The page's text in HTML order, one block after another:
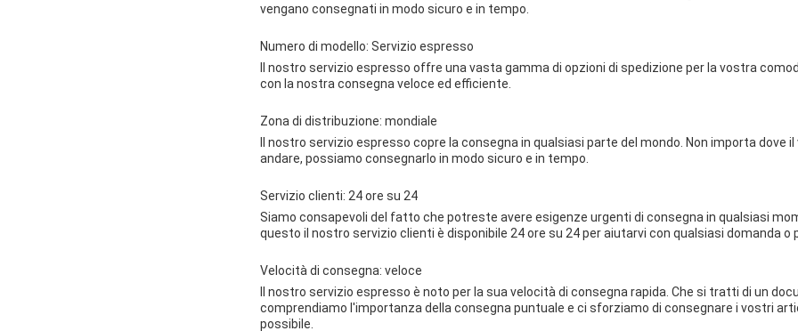
vengano consegnati in modo sicuro e in tempo.
Numero di modello: Servizio espresso
Il nostro servizio espresso offre una vasta gamma di opzioni di spedizione per la vostra
con la nostra consegna veloce ed efficiente.
Zona di distribuzione: mondiale
Il nostro servizio espresso copre la consegna in qualsiasi parte del mondo. Non importa dove
andare, possiamo consegnarlo in modo sicuro e in tempo.
Servizio clienti: 24 ore su 24
Siamo consapevoli del fatto che potreste avere esigenze urgenti di consegna in qualsiasi
questo il nostro servizio clienti è disponibile 24 ore su 24 per aiutarvi con qualsiasi domanda o
Velocità di consegna: veloce
Il nostro servizio espresso è noto per la sua velocità di consegna rapida. Che si tratti di un
comprendiamo l'importanza della consegna puntuale e ci sforziamo di consegnare i vostri
possibile.